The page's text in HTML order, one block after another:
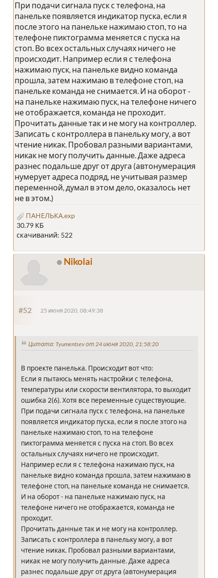
При подачи сигнала пуск с телефона, на
панельке появляется индикатор пуска, если я
после этого на панельке нажимаю стоп, то на
телефоне пиктограмма меняется с пуска на
стоп. Во всех остальных случаях ничего не
происходит. Например если я с телефона
нажимаю пуск, на панельке видно команда
прошла, затем нажимаю в телефоне стоп, на
панельке команда не снимается. И на оборот -
на панельке нажимаю пуск, на телефоне ничего
не отображается, команда не проходит.
Прочитать данные так и не могу на контроллер.
Записать с контроллера в панельку могу, а вот
чтение никак. Пробовал разными вариантами,
никак не могу получить данные. Даже адреса
разнес подальше друг от друга (автонумерация
нумерует адреса подряд, не учитывая размер
переменной, думал в этом дело, оказалось нет
не в этом.)
ПАНЕЛЬКА.exp
30.79 КБ
скачиваний: 522
Nikolai
#52 25 июня 2020, 08:49:38
Цитата: Tyumentsev от 24 июня 2020, 21:58:20
В проекте панелька. Происходит вот что:
Если я пытаюсь менять настройки с телефона,
температуры или скорости вентилятора, то выходит
ошибка 2(6). Хотя все переменные существующие.
При подачи сигнала пуск с телефона, на панельке
появляется индикатор пуска, если я после этого на
панельке нажимаю стоп, то на телефоне
пиктограмма меняется с пуска на стоп. Во всех
остальных случаях ничего не происходит.
Например если я с телефона нажимаю пуск, на
панельке видно команда прошла, затем нажимаю в
телефоне стоп, на панельке команда не снимается.
И на оборот - на панельке нажимаю пуск, на
телефоне ничего не отображается, команда не
проходит.
Прочитать данные так и не могу на контроллер.
Записать с контроллера в панельку могу, а вот
чтение никак. Пробовал разными вариантами,
никак не могу получить данные. Даже адреса
разнес подальше друг от друга (автонумерация